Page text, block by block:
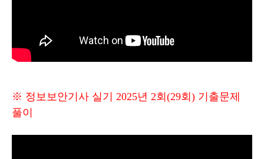
※ 정보보안기사 실기 2025년 2회(29회) 기출문제
풀이